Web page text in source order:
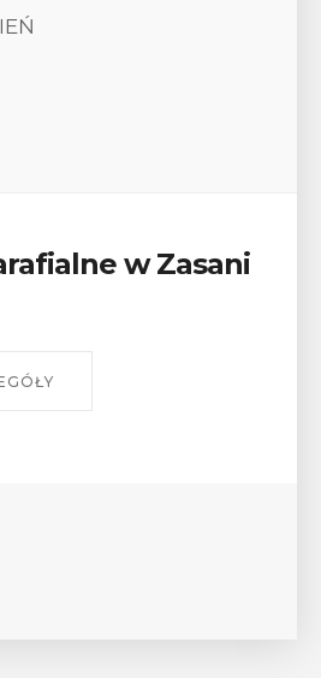
zdobyć
myślenickich
o godz. 17 w Miejskiej